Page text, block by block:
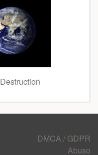
DMCA / GDPR
Abuso